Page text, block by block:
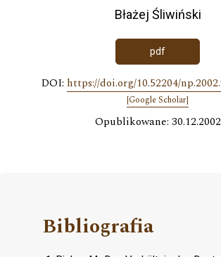
Błażej Śliwiński
pdf
DOI: https://doi.org/10.52204/
[Google Scholar]
Opublikowane: 30.12.2002
Bibliografia